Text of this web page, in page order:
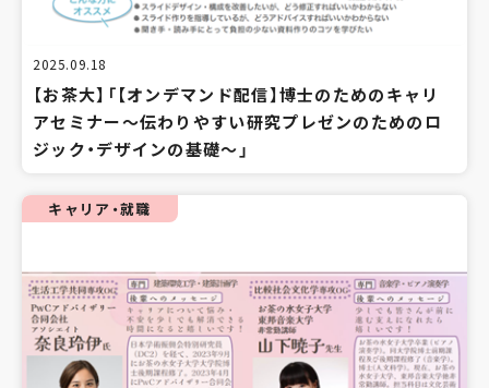
2025.09.18
【お茶大】「【オンデマンド配信】博士のためのキャリ
アセミナー～伝わりやすい研究プレゼンのためのロ
ジック・デザインの基礎～」
キャリア・就職